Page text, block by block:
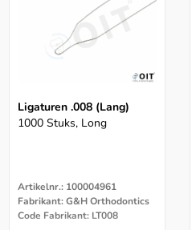
Ligaturen .008 (lang)
1000 Stuks, Long
Artikelnr.: 100004961
Fabrikant: G&H Orthodontics
Code Fabrikant: LT008